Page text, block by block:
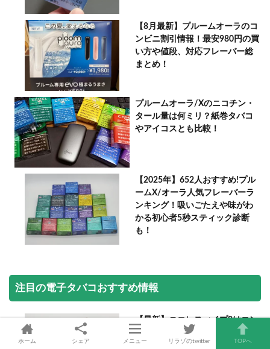
【8月最新】プルームオーラのコ
ンビニ割引情報！最安980円の買
い方や値段、対応フレーバー総
まとめ！
プルームオーラ/Xのニコチン・
タール量は何ミリ？紙巻タバコ
やアイコスとも比較！
【2025年】652人おすすめ!プル
ームX/オーラ人気フレーバーラ
ンキング！吸いごたえや味がわ
かる初心者5秒スティック診断
も！
注目の電子タバコおすすめ情報
【最新】ニコレスべイプ2はコン
ビニで買える？販売店情報や実
際の味わいは？
ホーム シェア メニュー リラゾのtwitter TOPへ